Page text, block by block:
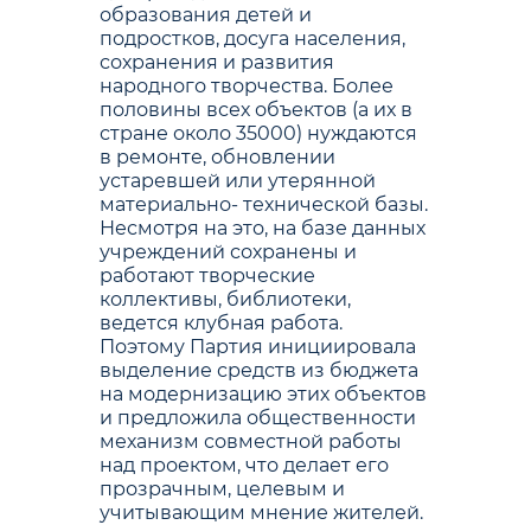
образования детей и
подростков, досуга населения,
сохранения и развития
народного творчества. Более
половины всех объектов (а их в
стране около 35000) нуждаются
в ремонте, обновлении
устаревшей или утерянной
материально- технической базы.
Несмотря на это, на базе данных
учреждений сохранены и
работают творческие
коллективы, библиотеки,
ведется клубная работа.
Поэтому Партия инициировала
выделение средств из бюджета
на модернизацию этих объектов
и предложила общественности
механизм совместной работы
над проектом, что делает его
прозрачным, целевым и
учитывающим мнение жителей.